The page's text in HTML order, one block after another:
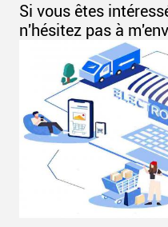
Si vous êtes
n'hésitez pas à